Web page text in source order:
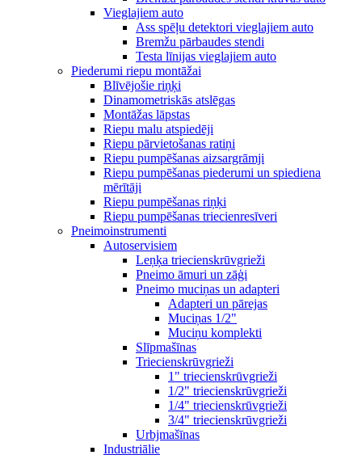
Vieglajiem auto
Ass spēļu detektori vieglajiem auto
Bremžu pārbaudes stendi
Testa līnijas vieglajiem auto
Piederumi riepu montāžai
Blīvējošie riņķi
Dinamometriskās atslēgas
Montāžas lāpstas
Riepu malu atspiedēji
Riepu pārvietošanas ratiņi
Riepu pumpēšanas aizsargrāmji
Riepu pumpēšanas piederumi un spiediena
mērītāji
Riepu pumpēšanas riņķi
Riepu pumpēšanas triecienresīveri
Pneimoinstrumenti
Autoservisiem
Leņķa triecienskrūvgrieži
Pneimo āmuri un zāģi
Pneimo muciņas un adapteri
Adapteri un pārejas
Muciņas 1/2"
Muciņu komplekti
Slīpmašīnas
Triecienskrūvgrieži
1" triecienskrūvgrieži
1/2" triecienskrūvgrieži
1/4" triecienskrūvgrieži
3/4" triecienskrūvgrieži
Urbjmašīnas
Industriālie